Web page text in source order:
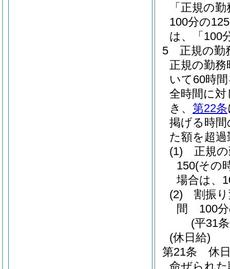
「正規の
100分の
は、「100
5
正規の勤
正規の勤
いて60時
全時間に対
き、 第22条
掲げる時
た額を超
(1)
正規
150(その
場合は、
(2)
割振
間 100分
(平31
(休日給)
第21条
休
命ぜられ